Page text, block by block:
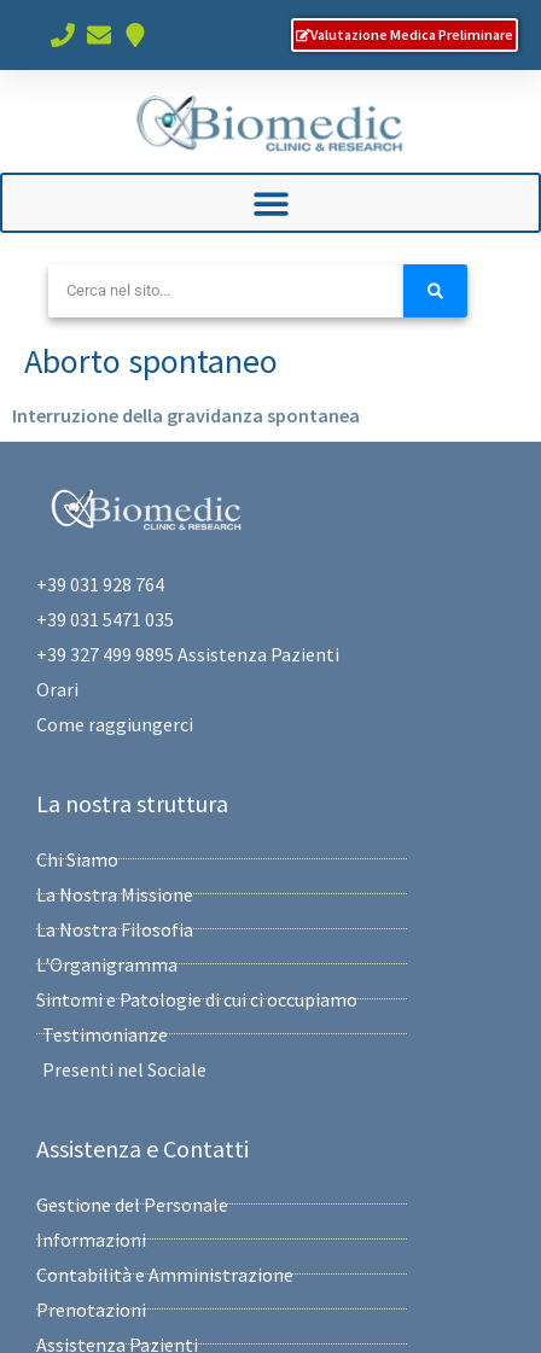
Valutazione Medica Preliminare
Aborto spontaneo
Interruzione della gravidanza spontanea
+39 031 928 764
+39 031 5471 035
+39 327 499 9895 Assistenza Pazienti
Orari
Come raggiungerci
La nostra struttura
Chi Siamo
La Nostra Missione
La Nostra Filosofia
L'Organigramma
Sintomi e Patologie di cui ci occupiamo
Testimonianze
Presenti nel Sociale
Assistenza e Contatti
Gestione del Personale
Informazioni
Contabilità e Amministrazione
Prenotazioni
Assistenza Pazienti